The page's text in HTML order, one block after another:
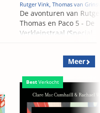
Rutger Vink, Thomas van
De avonturen van
Thomas en Paco 5 - De
Verkleinstraal (Special
Meer
Best Verkocht